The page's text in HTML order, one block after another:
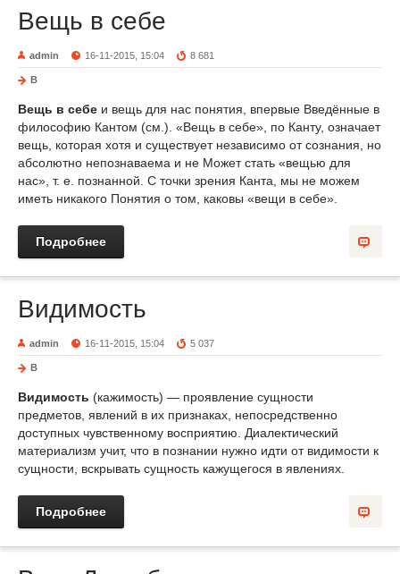
Вещь в себе
admin 16-11-2015, 15:04 8 681
В
Вещь в себе и вещь для нас понятия, впервые Введённые в
философию Кантом (см.). «Вещь в себе», по Канту, означает
вещь, которая хотя и существует независимо от сознания, но
абсолютно непознаваема и не Может стать «вещью для
нас», т. е. познанной. С точки зрения Канта, мы не можем
иметь никакого Понятия о том, каковы «вещи в себе».
Подробнее
Видимость
admin 16-11-2015, 15:04 5 037
В
Видимость (кажимость) — проявление сущности
предметов, явлений в их признаках, непосредственно
доступных чувственному восприятию. Диалектический
материализм учит, что в познании нужно идти от видимости к
сущности, вскрывать сущность кажущегося в явлениях.
Подробнее